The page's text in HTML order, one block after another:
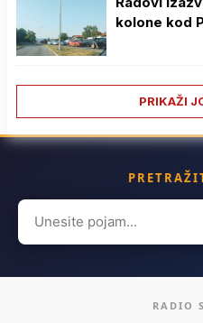
kolone kod
PRIKAŽI
Search
for:
RADIO